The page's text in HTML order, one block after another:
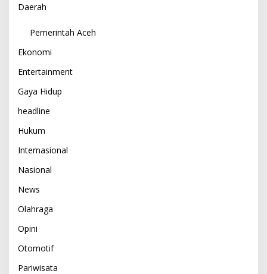
Daerah
Pemerintah Aceh
Ekonomi
Entertainment
Gaya Hidup
headline
Hukum
Internasional
Nasional
News
Olahraga
Opini
Otomotif
Pariwisata